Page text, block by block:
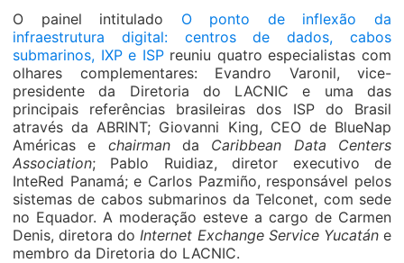
O painel intitulado O ponto de inflexão da
infraestrutura digital:centros de dados, cabos
submarinos, IXP e ISPreuniu quatro especialistas com
olhares complementares: Evandro Varonil, vice-
presidente da Diretoria do LACNIC e uma das
principais referências brasileiras dos ISP do Brasil
através da ABRINT; Giovanni King, CEO de BlueNap
Américas e chairmanda Caribbean Data Centers
Association; Pablo Ruidiaz, diretor executivo de
InteRed Panamá; e Carlos Pazmiño, responsável pelos
sistemas de cabos submarinos da Telconet, com sede
no Equador. A moderação esteve a cargo de Carmen
Denis, diretora doInternet Exchange Service Yucatáne
membro da Diretoria do LACNIC.